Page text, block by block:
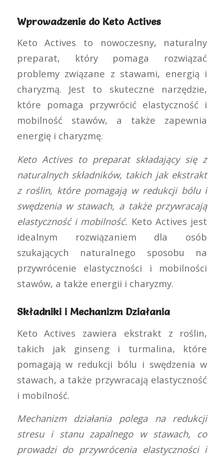
Wprowadzenie do Keto Actives
Keto Actives to nowoczesny, naturalny
preparat, który pomaga rozwiązać
problemy związane z stawami, energią i
charyzmą. Jest to skuteczne narzędzie,
które pomaga przywrócić elastyczność i
mobilność stawów, a także zapewnia
energię i charyzmę.
Keto Actives to preparat składający się z
naturalnych składników, takich jak ekstrakt
z roślin, które pomagają w redukcji bólu i
swędzenia w stawach, a także przywracają
elastyczność i mobilność. Keto Actives jest
idealnym rozwiązaniem dla osób
szukających naturalnego sposobu na
przywrócenie elastyczności i mobilności
stawów, a także energii i charyzmy.
Składniki i Mechanizm Działania
Keto Actives zawiera ekstrakt z roślin,
takich jak ginseng i turmalina, które
pomagają w redukcji bólu i swędzenia w
stawach, a także przywracają elastyczność
i mobilność.
Mechanizm działania polega na redukcji
stresu i stanu zapalnego w stawach, co
prowadzi do przywrócenia elastyczności i